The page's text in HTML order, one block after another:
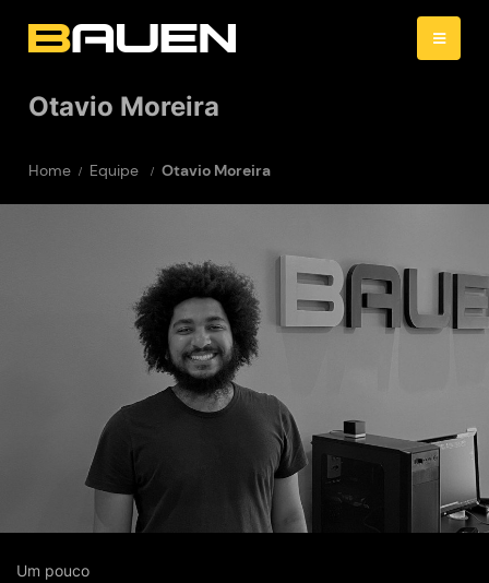
Otavio Moreira
Home Equipe Otavio Moreira
Um pouco